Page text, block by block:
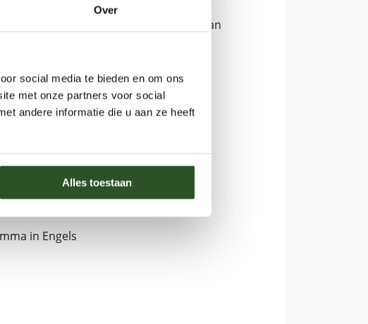
Over
social media te bieden en om ons
met onze partners voor social
andere informatie die u aan ze heeft
Alles toestaan
inzicht geven in de laatste resultaten van
van 14.30 tot 18.30 uur in het
wordtlive gestreamd.
Je kunt via PIFWORLD
in Engels